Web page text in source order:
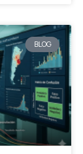
BLOG